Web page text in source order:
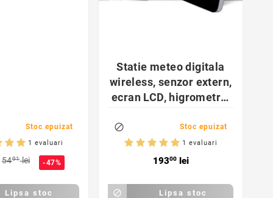
Stoc epuizat
1 evaluari
5491lei -47%
Lipsa stoc
Statie meteo digitala
wireless, senzor extern,
ecran LCD, higrometru,
calendar
 Stoc epuizat
1 evaluari
19300lei
 Lipsa stoc